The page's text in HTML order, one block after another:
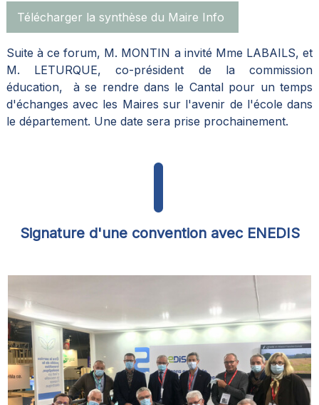
Télécharger la synthèse du Maire Info
Suite à ce forum, M. MONTIN a invité Mme LABAILS, et
M. LETURQUE, co-président de la commission
éducation, à se rendre dans le Cantal pour un temps
d'échanges avec les Maires sur l'avenir de l'école dans
le département. Une date sera prise prochainement.
Signature d'une convention avec ENEDIS